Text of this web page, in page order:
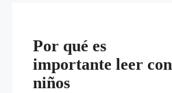
Por qué es
importante leer con
niños